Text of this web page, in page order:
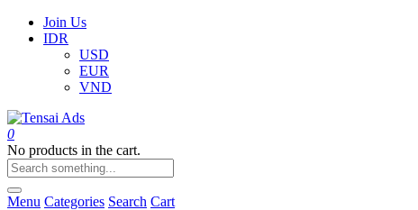
Join Us
IDR
USD
EUR
VND
0
No products in the cart.
Menu Categories Search Cart